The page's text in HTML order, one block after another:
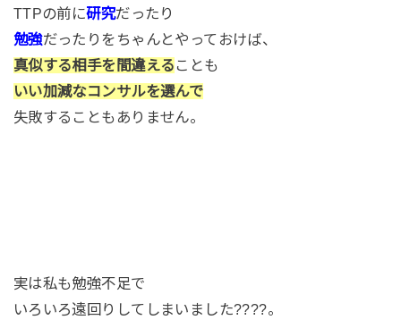
TTPの前に研究だったり
勉強だったりをちゃんとやっておけば、
真似する相手を間違える ことも
いい加減なコンサルを選んで
失敗することもありません。
実は私も勉強不足で
いろいろ遠回りしてしまいました????。